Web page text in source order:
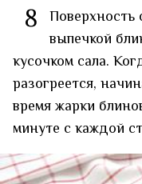
8 Поверхность
выпечкой
кусочком сала.
разогреется,
время жарки
минуте с каждой